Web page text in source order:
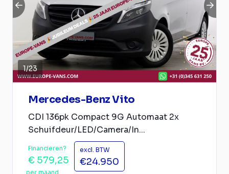
1/23
Mercedes-Benz Vito
CDI 136pk Compact 9G Automaat 2x
Schuifdeur/LED/Camera/In...
Financieren?
€ 579,25
per maand
excl. BTW
€24.950